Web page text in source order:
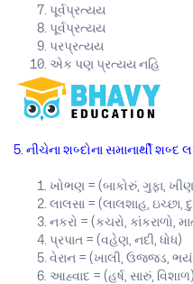
પૂર્વપ્રત્યય
પૂર્વપ્રત્યય
પરપ્રત્યય
એક પણ પ્રત્યય નહિ
5. નીચેના શબ્દોના સમાનાર્થી શબ્દ
ખોભણ = (બાકોરું, ગુફા,
લાલસા = (લાલશાહ, ઇચ્છા,
નકરો = (કચરો, કાંકરાળો,
પ્રપાત = (વહેણ, નદી, ધોધ)
વેરાન = (ખાલી, ઉજ્જડ,
આહ્વાદ = (હર્ષ, સારું, વિશાળ)